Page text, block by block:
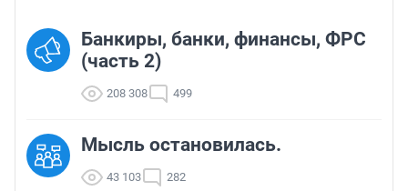
Банкиры, банки, финансы, ФРС
(часть 2)
208 308 499
Мысль остановилась.
43 103 282